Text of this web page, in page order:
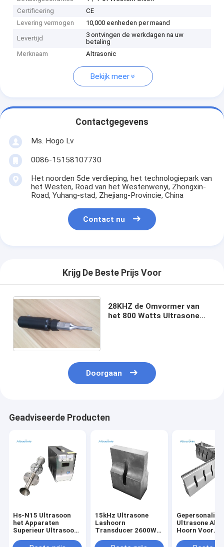
Certificering
CE
Levering vermogen
10,000 eenheden per maand
Levertijd
3 ontvingen de werkdagen na uw
betaling
Merknaam
Altrasonic
Bekijk meer
Contactgegevens
Ms. Hogo Lv
0086-15158107730
Het noorden 5de verdieping, het technologiepark van
het Westen, Road van het Westenwenyi, Zhongxin-
Road, Yuhang-stad, Zhejiang-Provincie, China
Contact nu
Krijg De Beste Prijs Voor
28KHZ de Omvormer van
het 800 Watts Ultrasone
Doorgaan
Geadviseerde Producten
Hs-N15 Ultrasoon
het Apparaten
Superieur Ultrasoon
Materiaal van de
15kHz Ultrasone
Lashoorn
Transducer 2600W
Ultrasone
Hoorn Voor
Lasmachine